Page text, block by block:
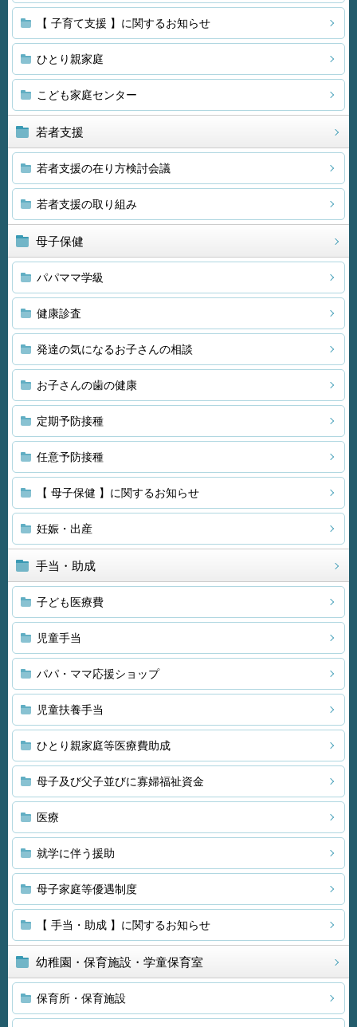
【 子育て支援 】に関するお知らせ
ひとり親家庭
こども家庭センター
若者支援
若者支援の在り方検討会議
若者支援の取り組み
母子保健
パパママ学級
健康診査
発達の気になるお子さんの相談
お子さんの歯の健康
定期予防接種
任意予防接種
【 母子保健 】に関するお知らせ
妊娠・出産
手当・助成
子ども医療費
児童手当
パパ・ママ応援ショップ
児童扶養手当
ひとり親家庭等医療費助成
母子及び父子並びに寡婦福祉資金
医療
就学に伴う援助
母子家庭等優遇制度
【 手当・助成 】に関するお知らせ
幼稚園・保育施設・学童保育室
保育所・保育施設